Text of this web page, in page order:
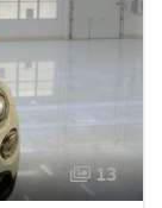
13